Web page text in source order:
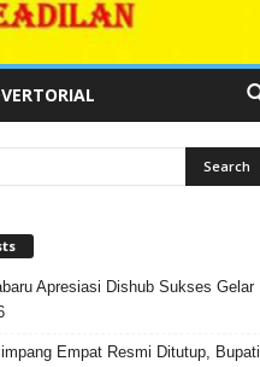
Apresiasi Dishub Sukses Gelar
Empat Resmi Ditutup, Bupati